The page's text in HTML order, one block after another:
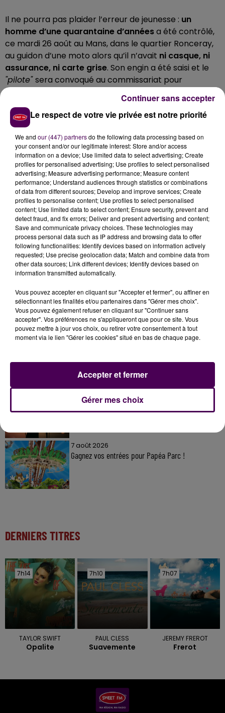
Il ne pourra pas plaider l’erreur de jeunesse : un
homme d’une quarantaine d’annéesa été contrôlé,
ce mardi 26 août au Mans, dans le quartier Ronceray,
au guidon d’une moto alors qu’il n’avait ni casque, ni
assurance, ni carte grise. Son engin a été saisi et le
"pilote"sera convoqué au commissariat pour
s’expliquer.
DANS LA CAVE, LE SCOOTER INTRIGUE
Toujours dans le courant de cette journée du 26 août,
les policiers manceaux observent attentivement
scooter, stationné depuis plus d’un mois dans une
cavedu même quartier. Un deux-roues qui interroge
le voisinage, et pour cause,"vérification faite,il
s’agissait bien d’un véhicule volé"conclut la Police.
À LA UNE
11 juillet 2026
Inscrivez-vous au casting The Voice & The Voice
Kids !
7 août 2026
Gagnez vos entrées pour Papéa Parc !
DERNIERS TITRES
7h14
7h14
TAYLOR SWIFT
Opalite
7h10
7h10
PAUL CLESS
Suavemente
7h07
7h07
JEREMY FREROT
Frerot
Le respect de votre vie privée est notre priorité
We and our (447) partnersdo the following data processing based on
your consent and/or our legitimate interest: Store and/or access
information on a device; Use limited data to select advertising; Create
profiles for personalised advertising; Use profiles to select personalised
advertising; Measure advertising performance; Measure content
performance; Understand audiences through statistics or combinations
of data from different sources; Develop and improve services; Create
profiles to personalise content; Use profiles to select personalised
content; Use limited data to select content; Ensure security, prevent and
detect fraud, and fix errors; Deliver and present advertising and content;
Save and communicate privacy choices. These technologies may
process personal data such as IP address and browsing data to offer
following functionalities: Identify devices based on information actively
requested; Use precise geolocation data; Match and combine data from
other data sources; Link different devices; Identify devices based on
information transmitted automatically.
Vous pouvez accepter en cliquant sur "Accepter et fermer", ou affiner en
sélectionnant les finalités et/ou partenaires dans "Gérer mes choix".
Vous pouvez également refuser en cliquant sur "Continuer sans
accepter". Vos préférences ne s'appliqueront que pour ce site. Vous
pouvez mettre à jour vos choix, ou retirer votre consentement à tout
moment via le lien "Gérer les cookies" situé en bas de chaque page.
Gérer mes choix
Accepter et fermer
Continuer sans accepter